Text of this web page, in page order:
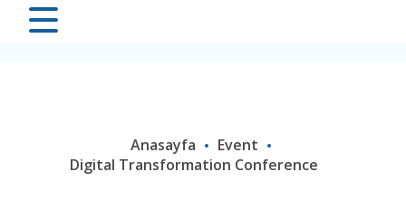
Anasayfa
Event
Digital Transformation Conference